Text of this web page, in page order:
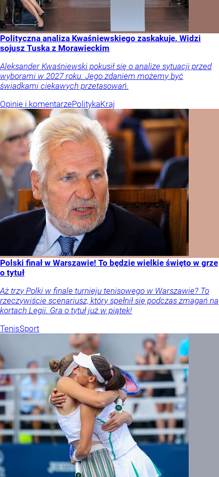
Polityczna analiza Kwaśniewskiego zaskakuje. Widzi
sojusz Tuska z Morawieckim
Aleksander Kwaśniewski pokusił się o analizę sytuacji przed
wyborami w 2027 roku. Jego zdaniem możemy być
świadkami ciekawych przetasowań.
Opinie i komentarzePolitykaKraj
Polski finał w Warszawie! To będzie wielkie święto w grze
o tytuł
Aż trzy Polki w finale turnieju tenisowego w Warszawie? To
rzeczywiście scenariusz, który spełnił się podczas zmagań na
kortach Legii. Gra o tytuł już w piątek!
TenisSport